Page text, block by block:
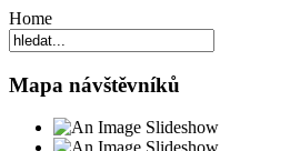
Home
Mapa návštěvníků